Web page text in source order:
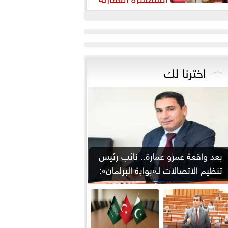
لضبط السوق وحماية
اخترنا لك
بعد واقعة عمرو عمارة.. نائب رئيس
تنظيم الاتصالات لـ«بوابة البرلمان»:
من يوقع...